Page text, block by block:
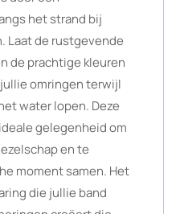
het strand bij
Laat de rustgevende
de prachtige kleuren
omringen terwijl
water lopen. Deze
gelegenheid om
en te
moment samen. Het
die jullie band